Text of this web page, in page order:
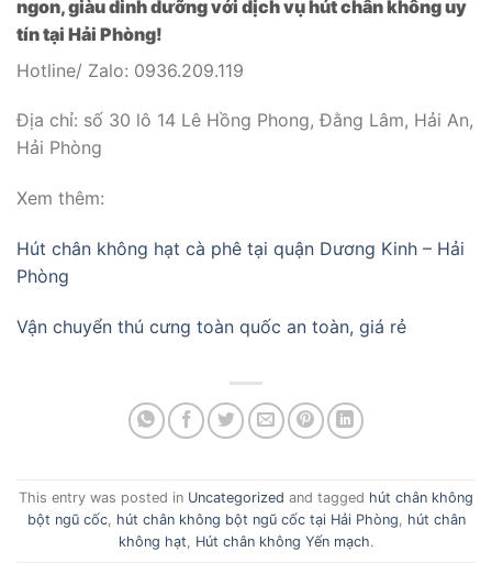
ngon, giàu dinh dưỡng với dịch vụ hút chân không uy
tín tại Hải Phòng!
Hotline/ Zalo: 0936.209.119
Địa chỉ: số 30 lô 14 Lê Hồng Phong, Đằng Lâm, Hải An,
Hải Phòng
Xem thêm:
Hút chân không hạt cà phê tại quận Dương Kinh – Hải
Phòng
Vận chuyển thú cưng toàn quốc an toàn, giá rẻ
This entry was posted in Uncategorized and tagged hút chân không
bột ngũ cốc, hút chân không bột ngũ cốc tại Hải Phòng, hút chân
không hạt, Hút chân không Yến mạch.